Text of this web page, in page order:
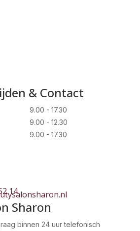
& Contact
9.00 - 17.30
9.00 - 12.30
9.00 - 17.30
14
Sharon
binnen 24 uur telefonisch